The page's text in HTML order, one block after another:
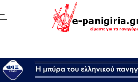
στο
περιεχόμενο